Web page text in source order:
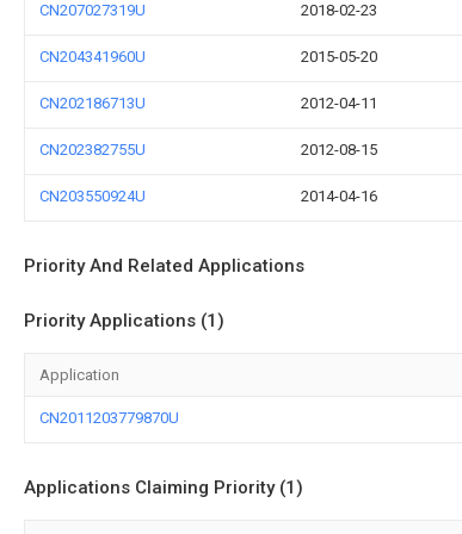
CN207027319U 2018-02-23
CN204341960U 2015-05-20
CN202186713U 2012-04-11
CN202382755U 2012-08-15
CN203550924U 2014-04-16
Priority And Related Applications
Priority Applications (1)
Application
CN2011203779870U
Applications Claiming Priority (1)